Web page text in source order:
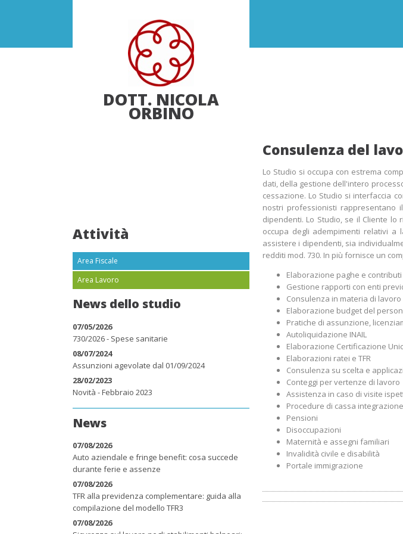
DOTT. NICOLA
ORBINO
Consulenza del
Lo Studio si occupa con estrema
dati, della gestione dell'intero
cessazione. Lo Studio si interfaccia
nostri professionisti rappresentano
dipendenti. Lo Studio, se il Cliente
occupa degli adempimenti relativi a
assistere i dipendenti, sia
redditi mod. 730. In più fornisce un
Elaborazione paghe e contributi
Gestione rapporti con enti
Consulenza in materia di lavoro
Elaborazione budget del
Pratiche di assunzione,
Autoliquidazione INAIL
Elaborazione Certificazione
Elaborazioni ratei e TFR
Consulenza su scelta e
Conteggi per vertenze di lavoro
Assistenza in caso di visite
Procedure di cassa
Pensioni
Disoccupazioni
Maternità e assegni familiari
Invalidità civile e disabilità
Portale immigrazione
Attività
Area Fiscale
Area Lavoro
News dello studio
07/05/2026
730/2026 - Spese sanitarie
08/07/2024
Assunzioni agevolate dal 01/09/2024
28/02/2023
Novità - Febbraio 2023
News
07/08/2026
Auto aziendale e fringe benefit: cosa succede
durante ferie e assenze
07/08/2026
TFR alla previdenza complementare: guida alla
compilazione del modello TFR3
07/08/2026